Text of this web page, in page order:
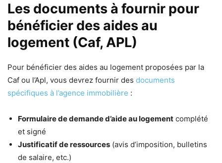
Les documents à fournir pour
bénéficier des aides au
logement (Caf, APL)
Pour bénéficier des aides au logement proposées par la
Caf ou l’Apl, vous devrez fournir des documents
spécifiques à l’agence immobilière :
Formulaire de demande d’aide au logement complété
et signé
Justificatif de ressources (avis d’imposition, bulletins
de salaire, etc.)